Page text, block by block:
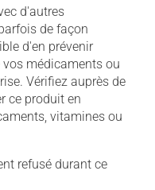
d'autres
de façon
d'en prévenir
médicaments ou
Vérifiez auprès de
ce produit en
vitamines ou
refusé durant ce